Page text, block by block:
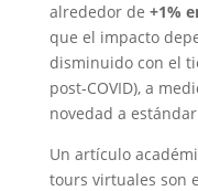
alrededor de +1%
que el impacto
disminuido con el
post‑COVID), a
novedad a
Un artículo
tours virtuales son